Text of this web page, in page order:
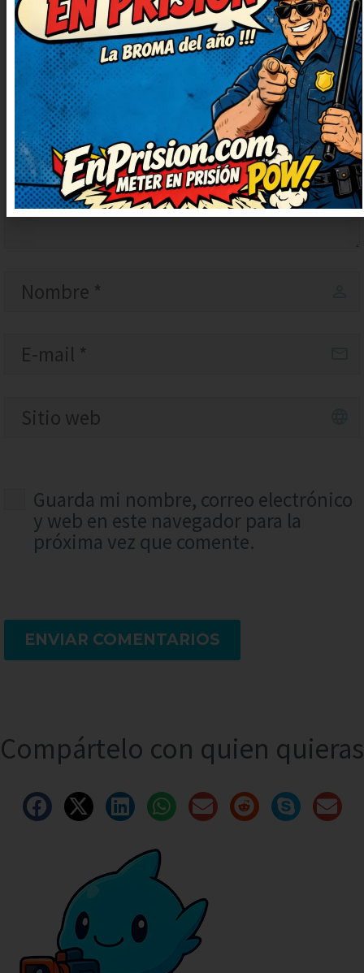
Guarda mi nombre, correo electrónico
y web en este navegador para la
próxima vez que comente.
ENVIAR COMENTARIOS
Compártelo con quien quieras